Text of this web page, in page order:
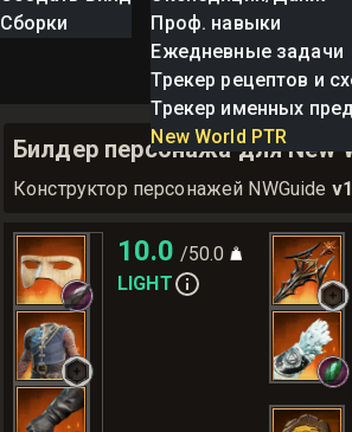
Сборки
Проф. навыки
Ежедневные задачи
Трекер рецептов и
Трекер именных
New World PTR
Билдер персонажа для New
Конструктор персонажей NWGuide
10.0 /50.0
LIGHT